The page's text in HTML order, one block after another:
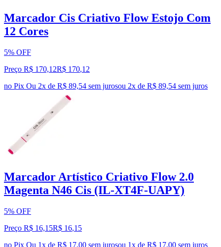
Marcador Cis Criativo Flow Estojo Com
12 Cores
5% OFF
Preço R$ 170,12R$ 170,12
no Pix Ou 2x de R$ 89,54 sem jurosou 2x de R$ 89,54 sem juros
Marcador Artístico Criativo Flow 2.0
Magenta N46 Cis (IL-XT4F-UAPY)
5% OFF
Preço R$ 16,15R$ 16,15
no Pix Ou 1x de R$ 17,00 sem jurosou 1x de R$ 17,00 sem juros